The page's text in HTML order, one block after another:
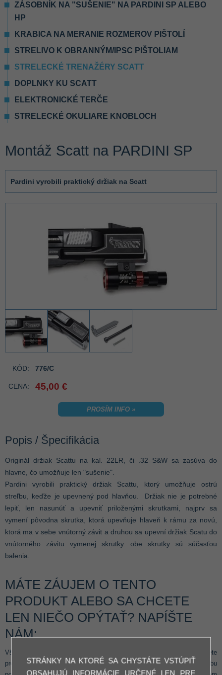
ZÁSOBNÍK NA "SUŠENIE" NA PARDINI SP ALEBO
HP
KRABICA NA MERANIE ROZMEROV PIŠTOLÍ
STRELIVO K OBRANNÝM/IPSC PIŠTOLIAM
STRELECKÉ TRENAŽÉRY SCATT
DOPLNKY KU SCATT
ELEKTRONICKÉ TERČE
STRELECKÉ OKULIARE KNOBLOCH
Montáž Scatt na PARDINI SP
Pardini vyrobili praktický držiak na Scatt
KÓD: 776/C
CENA: 45,00 €
PROSÍM INFO »
Popis / Špecifikácia
Originál držiak Scattu na kal. 22LR, či .32 S&W sa zasúva do
hlavne, čo umožňuje len "sušenie".
Pardini vyrobili praktický držiak Scattu, ktorý umožňuje ostrú
streľbu, keďže je upevnený pod hlavňou. Držiak nie je potrebné
lepiť, len nasunúť a upevniť priloženými skrutkami, najprv sa
vymení pôvodna skrutka, ktorá upevňuje hlaveň k rámu za novú,
ktorá ma v sebe vnútorný závit a druhou sa upevní držiak Scatu do
vnútorného závitu vymenej skrutky. obe skrutky sú súčasťou
balenia.
MÁTE ZÁUJEM O TENTO
PRODUKT ALEBO SA CHCETE
LEN NIEČO OPÝTAŤ? NAPÍŠTE
NÁM:
Všetky informácie a osobné údaje, ktoré nám dobrovoľne poskytnete
prostredníctvom on-line formulára, budú slúžiť výlučne pre potrebu
STRÁNKY NA KTORÉ SA CHYSTÁTE VSTÚPIŤ
OBSAHUJÚ INFORMÁCIE URČENÉ LEN PRE